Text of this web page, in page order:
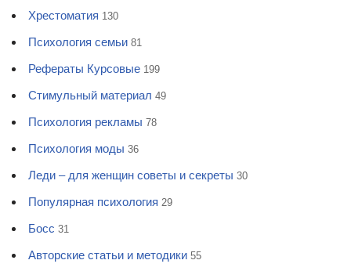
Хрестоматия 130
Психология семьи 81
Рефераты Курсовые 199
Стимульный материал 49
Психология рекламы 78
Психология моды 36
Леди – для женщин советы и секреты 30
Популярная психология 29
Босс 31
Авторские статьи и методики 55